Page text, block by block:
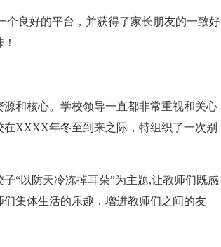
良好的平台，并获得了家长朋友的一致好
和核心。学校领导一直都非常重视和关心
XXXX年冬至到来之际，特组织了一次别
以防天冷冻掉耳朵”为主题,让教师们既感
集体生活的乐趣，增进教师们之间的友